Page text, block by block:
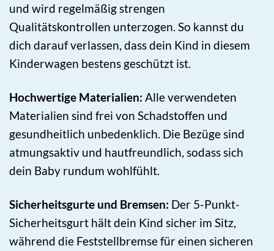
und wird regelmäßig strengen
Qualitätskontrollen unterzogen. So kannst du
dich darauf verlassen, dass dein Kind in diesem
Kinderwagen bestens geschützt ist.
Hochwertige Materialien: Alle verwendeten
Materialien sind frei von Schadstoffen und
gesundheitlich unbedenklich. Die Bezüge sind
atmungsaktiv und hautfreundlich, sodass sich
dein Baby rundum wohlfühlt.
Sicherheitsgurte und Bremsen: Der 5-Punkt-
Sicherheitsgurt hält dein Kind sicher im Sitz,
während die Feststellbremse für einen sicheren